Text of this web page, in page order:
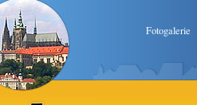
Fotogalerie
Praha